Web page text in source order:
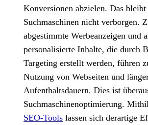
Konversionen abzielen. Das bleibt
Suchmaschinen nicht verborgen.
abgestimmte Werbeanzeigen und
personalisierte Inhalte, die durch
Targeting erstellt werden, führen
Nutzung von Webseiten und
Aufenthaltsdauern. Dies ist
Suchmaschinenoptimierung.
SEO-Tools lassen sich derartige